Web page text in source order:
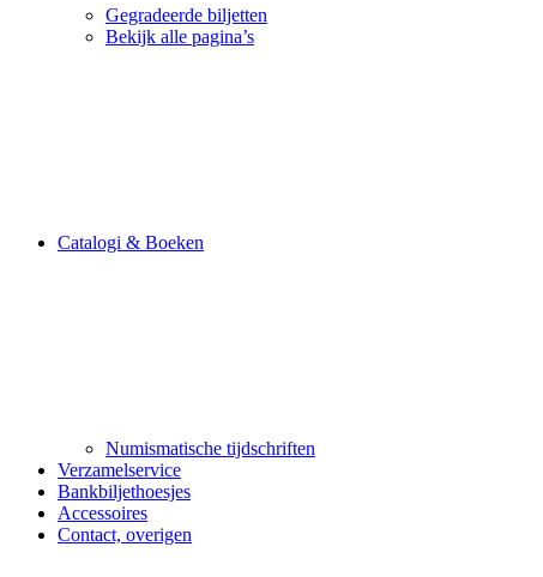
Gegradeerde biljetten
Bekijk alle pagina’s
Catalogi & Boeken
Numismatische tijdschriften
Verzamelservice
Bankbiljethoesjes
Accessoires
Contact, overigen